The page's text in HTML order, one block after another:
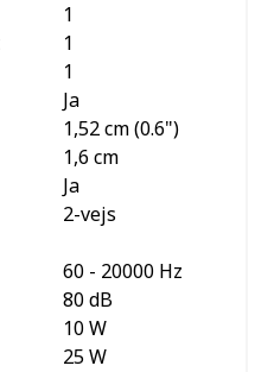
1
1
1
Ja
1,52 cm (0.6")
1,6 cm
Ja
2-vejs
60 - 20000 Hz
80 dB
10 W
25 W